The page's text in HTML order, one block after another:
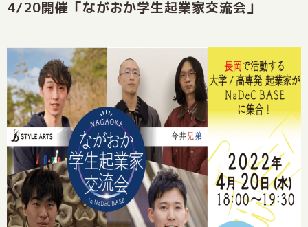
4/20開催「ながおか学生起業家交流会」